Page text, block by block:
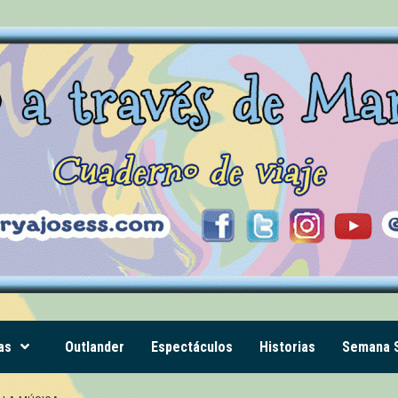
Outlander Espectáculos Historias Semana